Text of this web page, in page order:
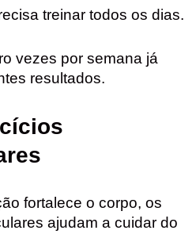
treinar todos os dias.
vezes por semana já
resultados.
fortalece o corpo, os
ajudam a cuidar do